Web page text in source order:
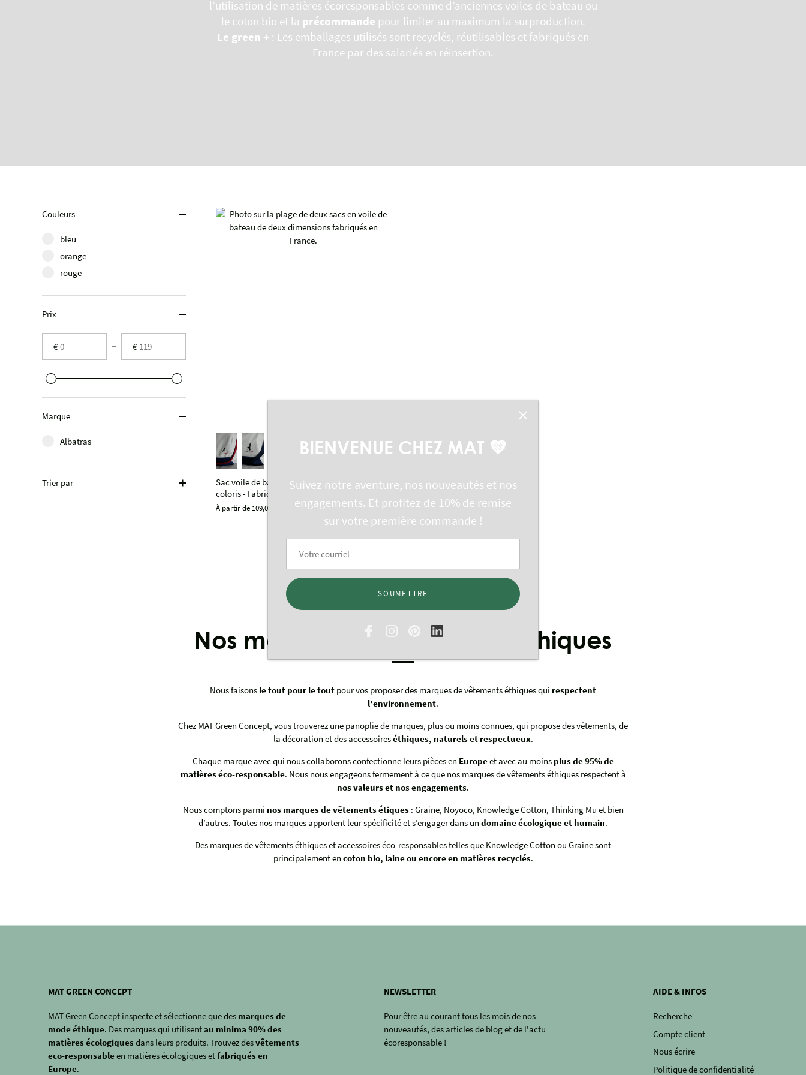
l’utilisation de matières écoresponsables comme d’anciennes voiles de bateau ou
le coton bio et la précommande pour limiter au maximum la surproduction.
Le green + : Les emballages utilisés sont recyclés, réutilisables et fabriqués en
France par des salariés en réinsertion.
Couleurs
bleu
orange
rouge
Prix
€ €
Marque
Albatras
Trier par
Sac voile de bateau week-end - En Plusieurs
coloris - Fabriqué en France
À partir de 109,00 EUR
Nos marques de vêtements éthiques
Nous faisons le tout pour le tout pour vos proposer des marques de vêtements éthiques qui respectent
l’environnement.
Chez MAT Green Concept, vous trouverez une panoplie de marques, plus ou moins connues, qui propose des vêtements, de
la décoration et des accessoireséthiques, naturels et respectueux.
Chaque marque avec qui nous collaborons confectionne leurs pièces en Europeet avec au moins plus de 95% de
matières éco-responsable. Nous nous engageons fermement à ce que nos marques de vêtements éthiques respectent à
nos valeurs et nos engagements.
Nous comptons parmi nos marques de vêtements étiques: Graine, Noyoco, Knowledge Cotton, Thinking Mu et bien
d’autres. Toutes nos marques apportent leur spécificité et s’engager dans un domaine écologique et humain.
Des marques de vêtements éthiques et accessoires éco-responsables telles que Knowledge Cotton ou Graine sont
principalement en coton bio, laine ou encore en matières recyclés.
BIENVENUE CHEZ MAT 💚
Suivez notre aventure, nos nouveautés et nos
engagements. Et profitez de 10% de remise
sur votre première commande !
SOUMETTRE
MAT GREEN CONCEPT
MAT Green Concept inspecte et sélectionne que des marques de
mode éthique. Des marques qui utilisentau minima 90% des
matières écologiques dans leurs produits. Trouvez desvêtements
eco-responsableen matières écologiques etfabriqués en
Europe.
NEWSLETTER
Pour être au courant tous les mois de nos
nouveautés, des articles de blog et de l'actu
écoresponsable !
AIDE & INFOS
Recherche
Compte client
Nous écrire
Politique de confidentialité